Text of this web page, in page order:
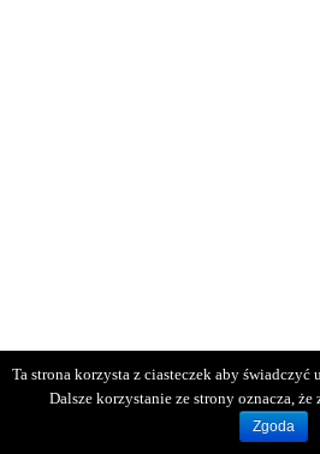
Ta strona korzysta z ciasteczek aby świadczyć
Dalsze korzystanie ze strony oznacza, że
Zgoda